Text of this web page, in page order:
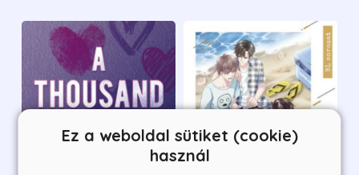
Ez a weboldal sütiket (cookie)
használ